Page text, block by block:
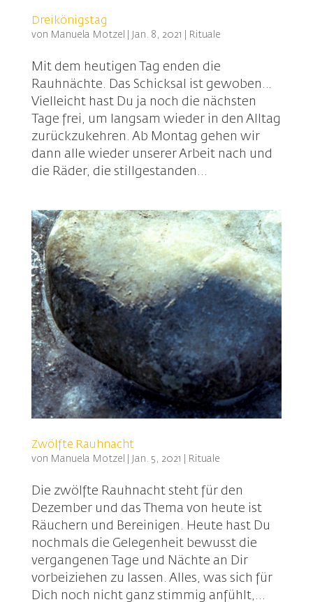
Dreikönigstag
von Manuela Motzel Jan. 8, 2021 Rituale
Mit dem heutigen Tag enden die
Rauhnächte. Das Schicksal ist gewoben…
Vielleicht hast Du ja noch die nächsten
Tage frei, um langsam wieder in den Alltag
zurückzukehren. Ab Montag gehen wir
dann alle wieder unserer Arbeit nach und
die Räder, die stillgestanden...
Zwölfte Rauhnacht
von Manuela Motzel Jan. 5, 2021 Rituale
Die zwölfte Rauhnacht steht für den
Dezember und das Thema von heute ist
Räuchern und Bereinigen. Heute hast Du
nochmals die Gelegenheit bewusst die
vergangenen Tage und Nächte an Dir
vorbeiziehen zu lassen. Alles, was sich für
Dich noch nicht ganz stimmig anfühlt,...